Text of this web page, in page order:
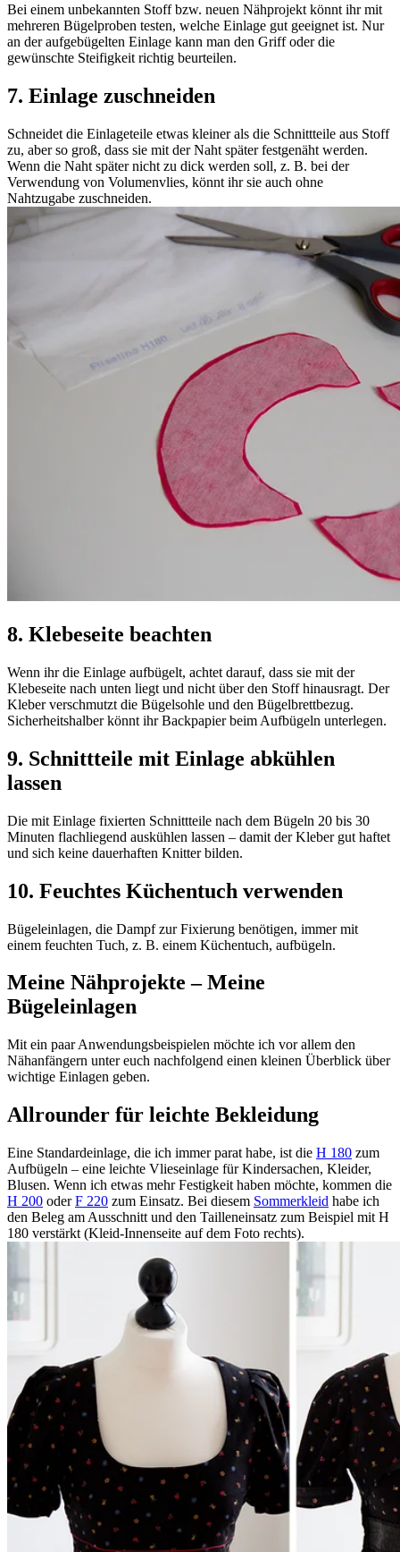
Bei einem unbekannten Stoff bzw. neuen Nähprojekt könnt ihr mit
mehreren Bügelproben testen, welche Einlage gut geeignet ist. Nur
an der aufgebügelten Einlage kann man den Griff oder die
gewünschte Steifigkeit richtig beurteilen.
7. Einlage zuschneiden
Schneidet die Einlageteile etwas kleiner als die Schnittteile aus Stoff
zu, aber so groß, dass sie mit der Naht später festgenäht werden.
Wenn die Naht später nicht zu dick werden soll, z. B. bei der
Verwendung von Volumenvlies, könnt ihr sie auch ohne
Nahtzugabe zuschneiden.
8. Klebeseite beachten
Wenn ihr die Einlage aufbügelt, achtet darauf, dass sie mit der
Klebeseite nach unten liegt und nicht über den Stoff hinausragt. Der
Kleber verschmutzt die Bügelsohle und den Bügelbrettbezug.
Sicherheitshalber könnt ihr Backpapier beim Aufbügeln unterlegen.
9. Schnittteile mit Einlage abkühlen
lassen
Die mit Einlage fixierten Schnittteile nach dem Bügeln 20 bis 30
Minuten flachliegend auskühlen lassen – damit der Kleber gut haftet
und sich keine dauerhaften Knitter bilden.
10. Feuchtes Küchentuch verwenden
Bügeleinlagen, die Dampf zur Fixierung benötigen, immer mit
einem feuchten Tuch, z. B. einem Küchentuch, aufbügeln.
Meine Nähprojekte – Meine
Bügeleinlagen
Mit ein paar Anwendungsbeispielen möchte ich vor allem den
Nähanfängern unter euch nachfolgend einen kleinen Überblick über
wichtige Einlagen geben.
Allrounder für leichte Bekleidung
Eine Standardeinlage, die ich immer parat habe, ist die H 180 zum
Aufbügeln – eine leichte Vlieseinlage für Kindersachen, Kleider,
Blusen. Wenn ich etwas mehr Festigkeit haben möchte, kommen die
H 200 oderF 220 zum Einsatz. Bei diesem Sommerkleid habe ich
den Beleg am Ausschnitt und den Tailleneinsatz zum Beispiel mit H
180 verstärkt (Kleid-Innenseite auf dem Foto rechts).